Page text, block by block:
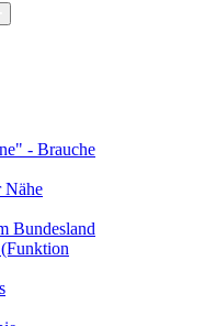
- Brauche
Nähe
Bundesland